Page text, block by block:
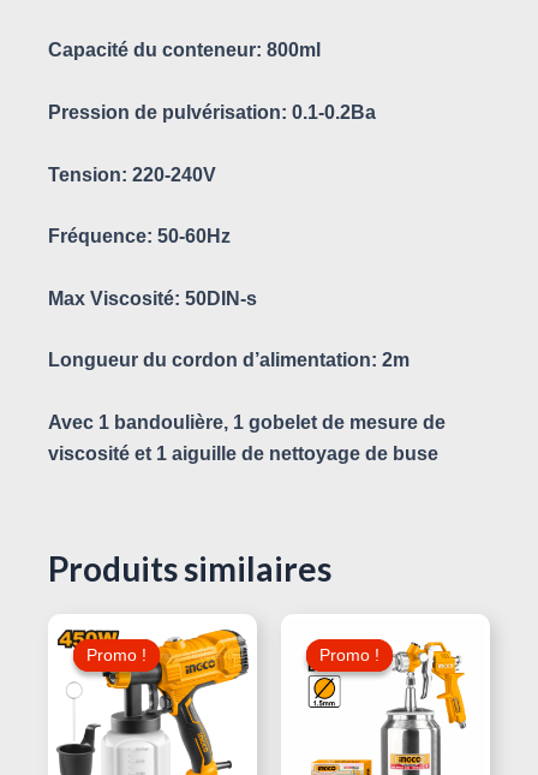
Capacité du conteneur: 800ml
Pression de pulvérisation: 0.1-0.2Ba
Tension: 220-240V
Fréquence: 50-60Hz
Max Viscosité: 50DIN-s
Longueur du cordon d’alimentation: 2m
Avec 1 bandoulière, 1 gobelet de mesure de
viscosité et 1 aiguille de nettoyage de buse
Produits similaires
Promo !
Promo !
Prix
Initial
Était :
Le
Prix
Actuel
95,000 د.ت.
Promo !
Promo !
Prix
Initial
Était :
Le